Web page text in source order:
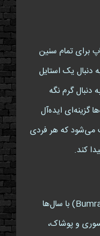
برای تمام سنین
یک استایل
گرم نگه
گزینه‌ای ایده‌آل
می‌شود که هر فردی
کند.
فروشگاه اینترنتی بومرنگ شاپ (Bumrang Shop) با سال‌ها
و پوشاک،